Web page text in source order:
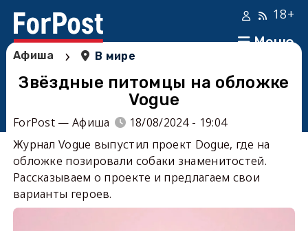
Меню
18+
Афиша › В мире
Звёздные питомцы на обложке
Vogue
ForPost — Афиша
18/08/2024 - 19:04
Журнал Vogue выпустил проект Dogue, где на
обложке позировали собаки знаменитостей.
Рассказываем о проекте и предлагаем свои
варианты героев.